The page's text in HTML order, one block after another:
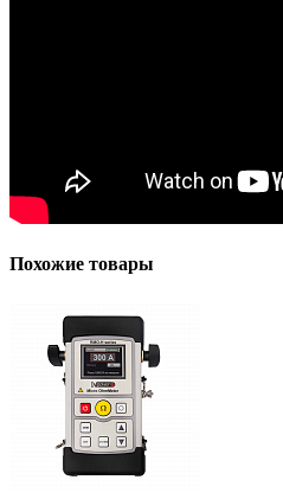
Похожие товары